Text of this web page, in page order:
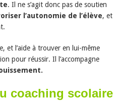
. Il ne s’agit donc pas de soutien
l’autonomie de l’élève, et
et l’aide à trouver en lui-même
pour réussir. Il l’accompagne
coaching scolaire